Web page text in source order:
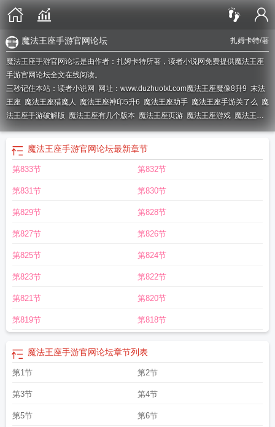
扎姆卡特/著
魔法王座手游官网论坛
魔法王座手游官网论坛是由作者：扎姆卡特所著，读者小说网免费提供魔法王座
手游官网论坛全文在线阅读。
三秒记住本站：读者小说网 网址：www.duzhuotxt.com魔法王座魔像8升9 末法
王座 魔法王座猎魔人 魔法王座神印5升6 魔法王座助手 魔法王座手游关了么 魔
法王座手游破解版 魔法王座有几个版本 魔法王座页游 魔法王座游戏 魔法王座
神翼6升7需要多少石头魔法王座神翼10升11魔法王座骑兵7升8暴击魔法王座
魔法王座圣兽9升10需要多少 魔法王座官网
座披风10升11需要多少石头
王座手游官网论坛
魔法王座弩炮6升7需要多少石头
王座
魔法王座周杰伦 魔法王座百度百科魔法王座神翼10升11暴击
法王座魔法王座手游官网入口 魔法王座骑兵魔法王座魔像6到7
法王座神翼7升8
魔法王座麒麟臂
魂器7升8魔法王座升阶顺序 末法王座电视剧魔法王座单机版
法王座之超能宅男
魔法王座神印5到6
座高清版免费观看
魔法王座升阶最新数据 魔法王座升阶表图
12魔法王座官网360 魔法王座神器5升6需要多少石头
王座安装末法王座电视剧全集免费播放魔法王座骑兵5升6暴击魔法王座周杰伦
座升阶表
魔法王座神器5到6魔法王座神翼9升10暴击
据魔法王座怎么玩不了了 魔法王座神器5升6
石头 魔法王座手游 魔法王座 游戏
座圣兽12升13
魔法王座神器5到6级多少石头魔法王座神翼6升7要多少羽毛
魔法王座手游官网论坛最新章节
第833节 第832节
第831节 第830节
第829节 第828节
第827节 第826节
第825节 第824节
第823节 第822节
第821节 第820节
第819节 第818节
魔法王座手游官网论坛章节列表
第1节 第2节
第3节 第4节
第5节 第6节